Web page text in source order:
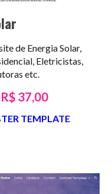
de Energia Solar,
Eletricistas,
etc.
R$ 37,00
TEMPLATE